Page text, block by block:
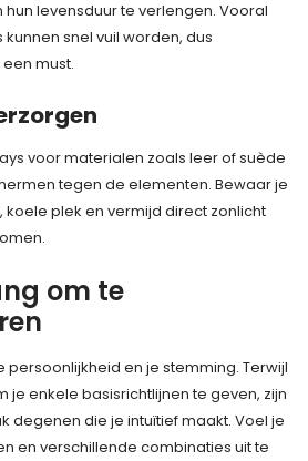
levensduur te verlengen. Vooral
snel vuil worden, dus
must.
voor materialen zoals leer of suède
tegen de elementen. Bewaar je
plek en vermijd direct zonlicht
om te
persoonlijkheid en je stemming. Terwijl
je enkele basisrichtlijnen te geven, zijn
degenen die je intuïtief maakt. Voel je
en verschillende combinaties uit te